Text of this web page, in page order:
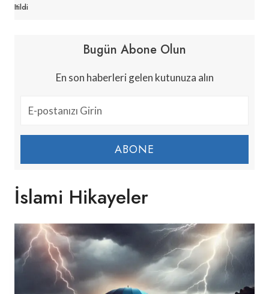
Itildi
Bugün Abone Olun
En son haberleri gelen kutunuza alın
ABONE
İslami Hikayeler